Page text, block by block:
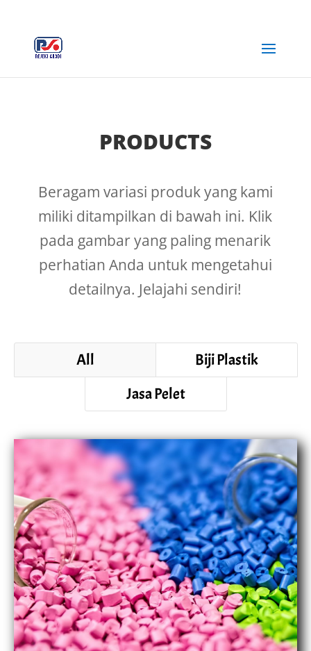
PRODUCTS
Beragam variasi produk yang kami
miliki ditampilkan di bawah ini. Klik
pada gambar yang paling menarik
perhatian Anda untuk mengetahui
detailnya. Jelajahi sendiri!
All
Biji Plastik
Jasa Pelet